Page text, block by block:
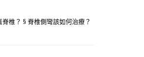
椎？ § 脊椎側彎該如何治療？